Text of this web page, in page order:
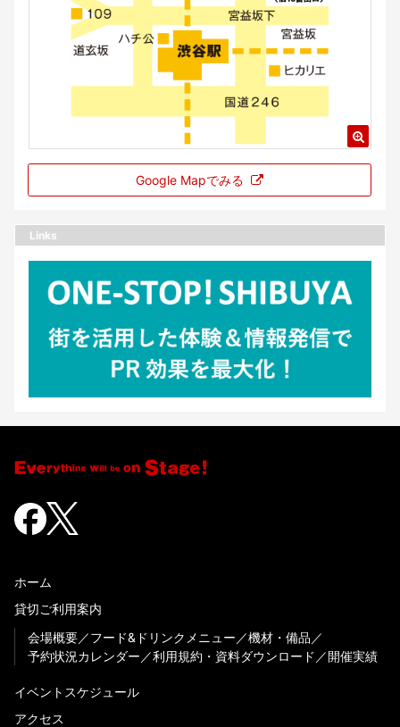
Google Mapでみる
Links
ホーム
貸切ご利用案内
会場概要
フード&ドリンクメニュー
機材・備品
予約状況カレンダー
利用規約・資料ダウンロード 開催実績
イベントスケジュール
アクセス